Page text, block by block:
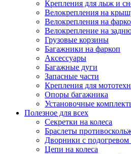
Крепления для лыж и
Велокрепления на
Велокрепления на
Велокрепление на
Грузовые корзины
Багажники на фаркоп
Аксессуары
Багажные дуги
Запасные части
Крепления для
Опоры багажника
Установочные
Полезное для всех
Секретки на колеса
Браслеты
Дворники с подогревом
Цепи на колеса